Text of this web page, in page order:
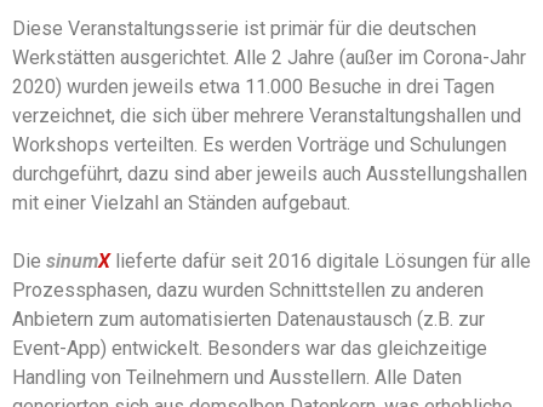
Diese Veranstaltungsserie ist primär für die deutschen
Werkstätten ausgerichtet. Alle 2 Jahre (außer im Corona-Jahr
2020) wurden jeweils etwa 11.000 Besuche in drei Tagen
verzeichnet, die sich über mehrere Veranstaltungshallen und
Workshops verteilten. Es werden Vorträge und Schulungen
durchgeführt, dazu sind aber jeweils auch Ausstellungshallen
mit einer Vielzahl an Ständen aufgebaut.
Die sinumXlieferte dafür seit 2016 digitale Lösungen für alle
Prozessphasen, dazu wurden Schnittstellen zu anderen
Anbietern zum automatisierten Datenaustausch (z.B. zur
Event-App) entwickelt. Besonders war das gleichzeitige
Handling von Teilnehmern und Ausstellern. Alle Daten